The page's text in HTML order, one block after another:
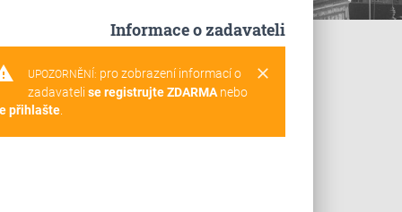
Informace o zadavateli
clear
UPOZORNĚNÍ: pro zobrazení informací o
zadavateli se registrujte ZDARMAnebo
přihlašte.